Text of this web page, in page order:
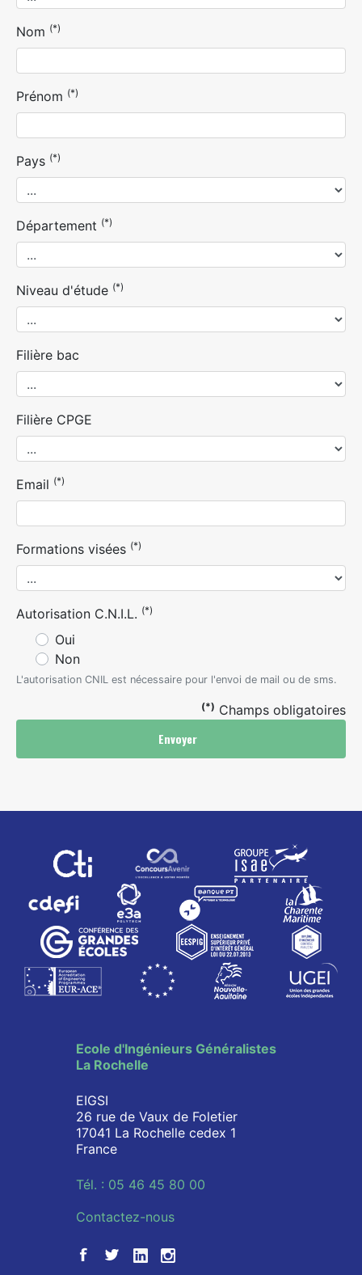
Nom (*)
Prénom (*)
Pays (*)
Département (*)
Niveau d'étude (*)
Filière bac
Filière CPGE
Email (*)
Formations visées (*)
Autorisation C.N.I.L. (*)
Oui
Non
L'autorisation CNIL est nécessaire pour l'envoi de mail ou de sms.
(*) Champs obligatoires
Envoyer
Ecole d'Ingénieurs Généralistes
La Rochelle
EIGSI
26 rue de Vaux de Foletier
17041 La Rochelle cedex 1
France
Tél. : 05 46 45 80 00
Contactez-nous